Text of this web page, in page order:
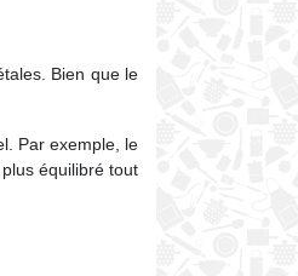
Bien que le
Par exemple, le
équilibré tout